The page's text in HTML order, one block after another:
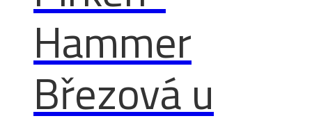
Hammer
Březová u